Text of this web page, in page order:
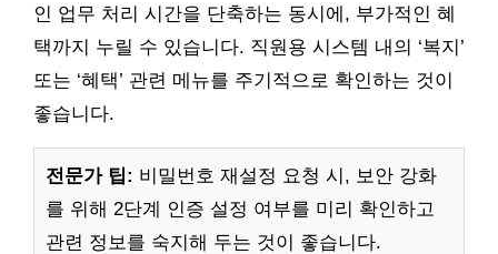
인 업무 처리 시간을 단축하는 동시에, 부가적인 혜
택까지 누릴 수 있습니다. 직원용 시스템 내의 ‘복지’
또는 ‘혜택’ 관련 메뉴를 주기적으로 확인하는 것이
좋습니다.
전문가 팁: 비밀번호 재설정 요청 시, 보안 강화
를 위해 2단계 인증 설정 여부를 미리 확인하고
관련 정보를 숙지해 두는 것이 좋습니다.